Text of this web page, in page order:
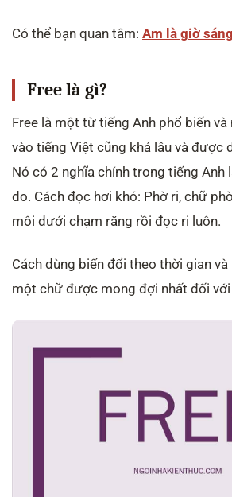
Có thể bạn quan tâm: Am là giờ
Free là gì?
Free là một từ tiếng Anh phổ biến
vào tiếng Việt cũng khá lâu và được
Nó có 2 nghĩa chính trong tiếng Anh
do. Cách đọc hơi khó: Phờ ri, chữ
môi dưới chạm răng rồi đọc ri luôn.
Cách dùng biến đổi theo thời gian và
một chữ được mong đợi nhất đối